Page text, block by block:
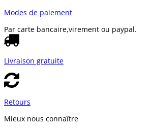
Modes de paiement
Par carte bancaire,virement ou paypal.
Livraison gratuite
Retours
Mieux nous connaître